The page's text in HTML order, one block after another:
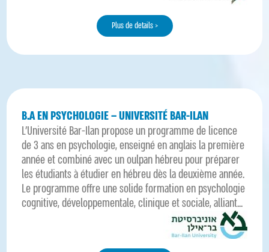
Plus de details >
B.A EN PSYCHOLOGIE – UNIVERSITÉ BAR-ILAN
L’Université Bar-Ilan propose un programme de licence
de 3 ans en psychologie, enseigné en anglais la première
année et combiné avec un oulpan hébreu pour préparer
les étudiants à étudier en hébreu dès la deuxième année.
Le programme offre une solide formation en psychologie
cognitive, développementale, clinique et sociale, alliant...